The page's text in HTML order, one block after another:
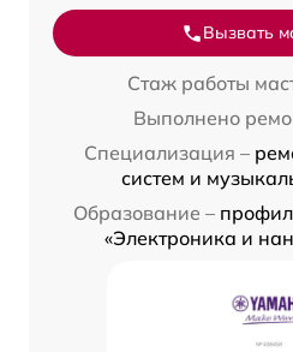
Вызвать
Стаж работы
Выполнено
Специализация –
систем и
Образование –
«Электроника и